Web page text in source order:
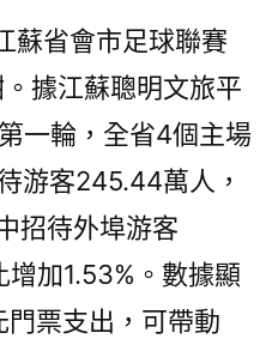
蘇省會市足球聯賽
。據江蘇聰明文旅平
一輪，全省4個主場
游客245.44萬人，
招待外埠游客
加1.53%。數據顯
門票支出，可帶動